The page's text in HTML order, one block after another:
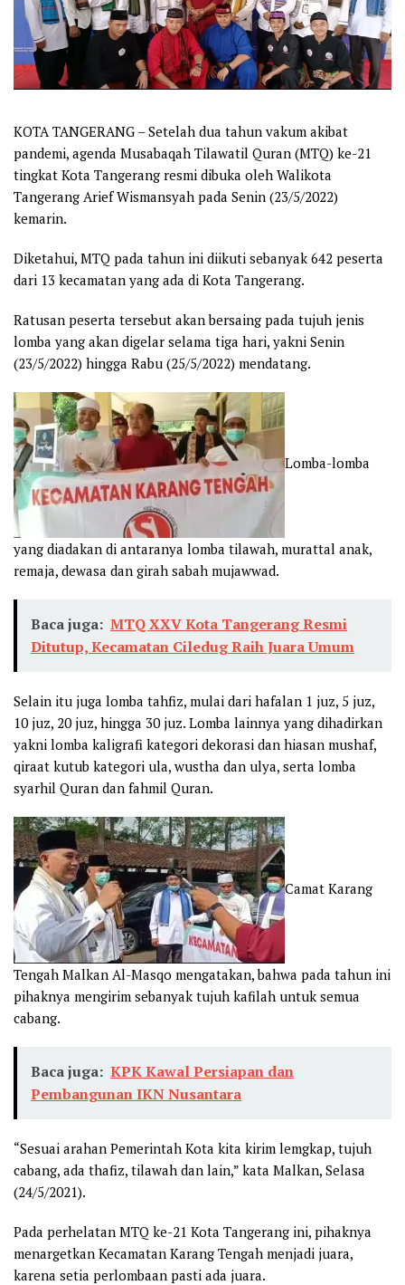
KOTA TANGERANG – Setelah dua tahun vakum akibat
pandemi, agenda Musabaqah Tilawatil Quran (MTQ) ke-21
tingkat Kota Tangerang resmi dibuka oleh Walikota
Tangerang Arief Wismansyah pada Senin (23/5/2022)
kemarin.
Diketahui, MTQ pada tahun ini diikuti sebanyak 642 peserta
dari 13 kecamatan yang ada di Kota Tangerang.
Ratusan peserta tersebut akan bersaing pada tujuh jenis
lomba yang akan digelar selama tiga hari, yakni Senin
(23/5/2022) hingga Rabu (25/5/2022) mendatang.
Lomba-lomba
yang diadakan di antaranya lomba tilawah, murattal anak,
remaja, dewasa dan girah sabah mujawwad.
Baca juga: MTQ XXV Kota Tangerang Resmi
Ditutup, Kecamatan Ciledug Raih Juara Umum
Selain itu juga lomba tahfiz, mulai dari hafalan 1 juz, 5 juz,
10 juz, 20 juz, hingga 30 juz. Lomba lainnya yang dihadirkan
yakni lomba kaligrafi kategori dekorasi dan hiasan mushaf,
qiraat kutub kategori ula, wustha dan ulya, serta lomba
syarhil Quran dan fahmil Quran.
Camat Karang
Tengah Malkan Al-Masqo mengatakan, bahwa pada tahun ini
pihaknya mengirim sebanyak tujuh kafilah untuk semua
cabang.
Baca juga: KPK Kawal Persiapan dan
Pembangunan IKN Nusantara
“Sesuai arahan Pemerintah Kota kita kirim lemgkap, tujuh
cabang, ada thafiz, tilawah dan lain,” kata Malkan, Selasa
(24/5/2021).
Pada perhelatan MTQ ke-21 Kota Tangerang ini, pihaknya
menargetkan Kecamatan Karang Tengah menjadi juara,
karena setia perlombaan pasti ada juara.